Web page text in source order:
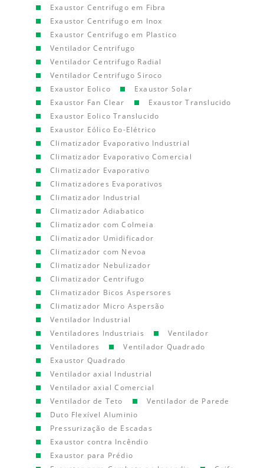
Exaustor Centrifugo em Fibra
Exaustor Centrifugo em Inox
Exaustor Centrifugo em Plastico
Ventilador Centrifugo
Ventilador Centrifugo Radial
Ventilador Centrifugo Siroco
Exaustor Eolico
Exaustor Solar
Exaustor Fan Clear
Exaustor Translucido
Exaustor Eolico Translucido
Exaustor Eólico Eo-Elétrico
Climatizador Evaporativo Industrial
Climatizador Evaporativo Comercial
Climatizador Evaporativo
Climatizadores Evaporativos
Climatizador Industrial
Climatizador Adiabatico
Climatizador com Colmeia
Climatizador Umidificador
Climatizador com Nevoa
Climatizador Nebulizador
Climatizador Centrifugo
Climatizador Bicos Aspersores
Climatizador Micro Aspersão
Ventilador Industrial
Ventiladores Industriais
Ventilador
Ventiladores
Ventilador Quadrado
Exaustor Quadrado
Ventilador axial Industrial
Ventilador axial Comercial
Ventilador de Teto
Ventilador de Parede
Duto Flexível Aluminio
Pressurização de Escadas
Exaustor contra Incêndio
Exaustor para Prédio